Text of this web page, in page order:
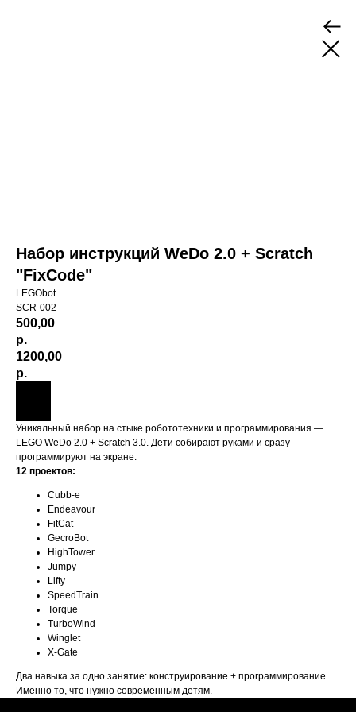
Набор инструкций WeDo 2.0 + Scratch
"FixCode"
LEGObot
SCR-002
500,00
р.
1200,00
р.
Уникальный набор на стыке робототехники и программирования —
LEGO WeDo 2.0 + Scratch 3.0. Дети собирают руками и сразу
программируют на экране.
12 проектов:
Cubb-e
Endeavour
FitCat
GecroBot
HighTower
Jumpy
Lifty
SpeedTrain
Torque
TurboWind
Winglet
X-Gate
Два навыка за одно занятие: конструирование + программирование.
Именно то, что нужно современным детям.